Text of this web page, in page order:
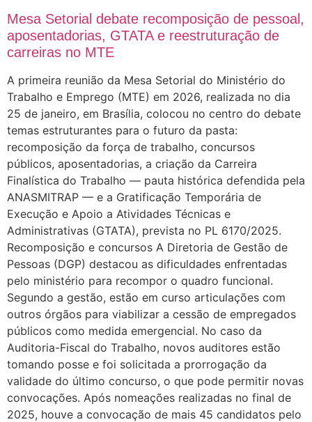
Mesa Setorial debate recomposição de pessoal,
aposentadorias, GTATA e reestruturação de
carreiras no MTE
A primeira reunião da Mesa Setorial do Ministério do
Trabalho e Emprego (MTE) em 2026, realizada no dia
25 de janeiro, em Brasília, colocou no centro do debate
temas estruturantes para o futuro da pasta:
recomposição da força de trabalho, concursos
públicos, aposentadorias, a criação da Carreira
Finalística do Trabalho — pauta histórica defendida pela
ANASMITRAP — e a Gratificação Temporária de
Execução e Apoio a Atividades Técnicas e
Administrativas (GTATA), prevista no PL 6170/2025.
Recomposição e concursos A Diretoria de Gestão de
Pessoas (DGP) destacou as dificuldades enfrentadas
pelo ministério para recompor o quadro funcional.
Segundo a gestão, estão em curso articulações com
outros órgãos para viabilizar a cessão de empregados
públicos como medida emergencial. No caso da
Auditoria-Fiscal do Trabalho, novos auditores estão
tomando posse e foi solicitada a prorrogação da
validade do último concurso, o que pode permitir novas
convocações. Após nomeações realizadas no final de
2025, houve a convocação de mais 45 candidatos pelo